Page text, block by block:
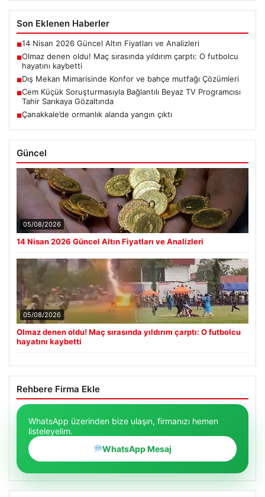
Son Eklenen Haberler
■14 Nisan 2026 Güncel Altın Fiyatları ve Analizleri
■Olmaz denen oldu! Maç sırasında yıldırım çarptı: O futbolcu
hayatını kaybetti
■Dış Mekan Mimarisinde Konfor ve bahçe mutfağı Çözümleri
■Cem Küçük Soruşturmasıyla Bağlantılı Beyaz TV Programcısı
Tahir Sarıkaya Gözaltında
■Çanakkale’de ormanlık alanda yangın çıktı
Güncel
05/08/2026
14 Nisan 2026 Güncel Altın Fiyatları ve Analizleri
05/08/2026
Olmaz denen oldu! Maç sırasında yıldırım çarptı: O futbolcu
hayatını kaybetti
Rehbere Firma Ekle
WhatsApp üzerinden bize ulaşın, firmanızı hemen
listeleyelim.
WhatsApp Mesaj